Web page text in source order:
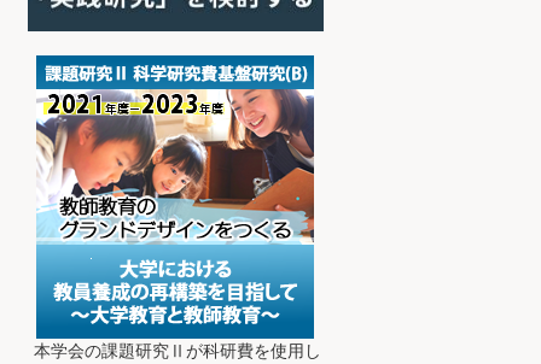
本学会の課題研究Ⅱが科研費を使用し